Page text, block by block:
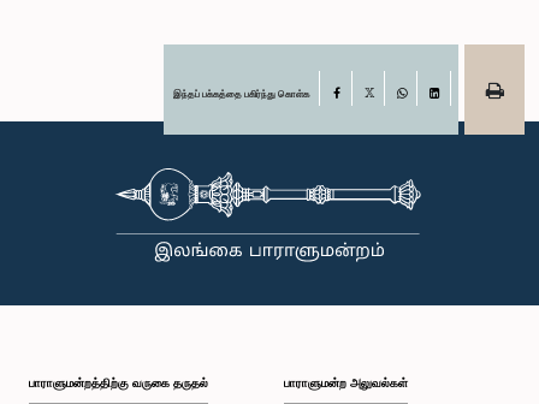
இந்தப் பக்கத்தை பகிர்ந்து கொள்க Facebook
பாராளுமன்றத்திற்கு வருகை தருதல் பாராளுமன்ற அலுவல்கள்